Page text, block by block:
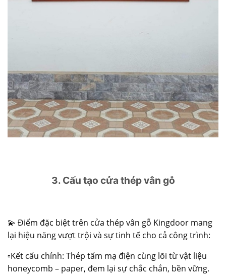
3. Cấu tạo cửa thép vân gỗ
💫 Điểm đặc biệt trên cửa thép vân gỗ Kingdoor mang
lại hiệu năng vượt trội và sự tinh tế cho cả công trình:
▫️Kết cấu chính: Thép tấm mạ điện cùng lõi từ vật liệu
honeycomb – paper, đem lại sự chắc chắn, bền vững.